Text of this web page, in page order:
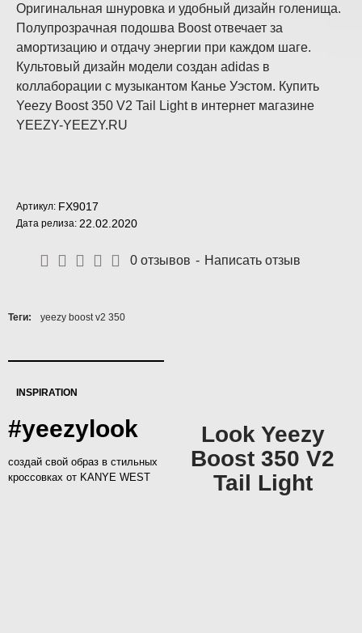
Оригинальная шнуровка и удобный дизайн голенища.
Полупрозрачная подошва Boost отвечает за
амортизацию и отдачу энергии при каждом шаге.
Культовый дизайн модели создан adidas в
коллаборации с музыкантом Канье Уэстом. Купить
Yeezy Boost 350 V2 Tail Light в интернет магазине
YEEZY-YEEZY.RU
Артикул: FX9017
Дата релиза: 22.02.2020
0 отзывов - Написать отзыв
Теги: yeezy boost v2 350
INSPIRATION
#yeezylook
создай свой образ в стильных
кроссовках от KANYE WEST
Look Yeezy
Boost 350 V2
Tail Light